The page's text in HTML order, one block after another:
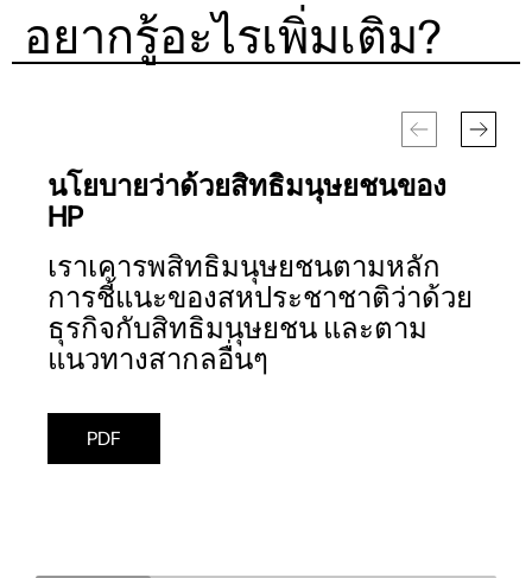
อยากรู้อะไรเพิ่มเติม?
นโยบายว่าด้วยสิทธิมนุษยชนของ
HP
เราเคารพสิทธิมนุษยชนตามหลัก
การชี้แนะของสหประชาชาติว่าด้วย
ธุรกิจกับสิทธิมนุษยชน และตาม
แนวทางสากลอื่นๆ
PDF